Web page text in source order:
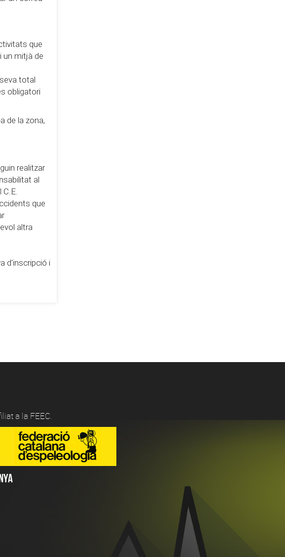
que
un mitjà de
total
obligatori
de la zona,
realitzar
al
que
altra
d'inscripció i
a la FEEC.